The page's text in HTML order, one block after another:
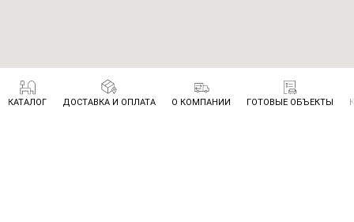
КАТАЛОГ ДОСТАВКА И ОПЛАТА О КОМПАНИИ ГОТОВЫЕ ОБЪЕКТЫ